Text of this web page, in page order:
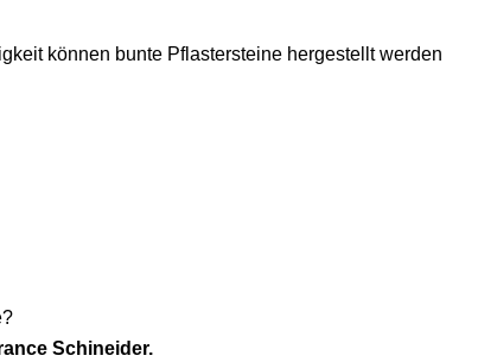
können bunte Pflastersteine ​​hergestellt werden
Schineider.